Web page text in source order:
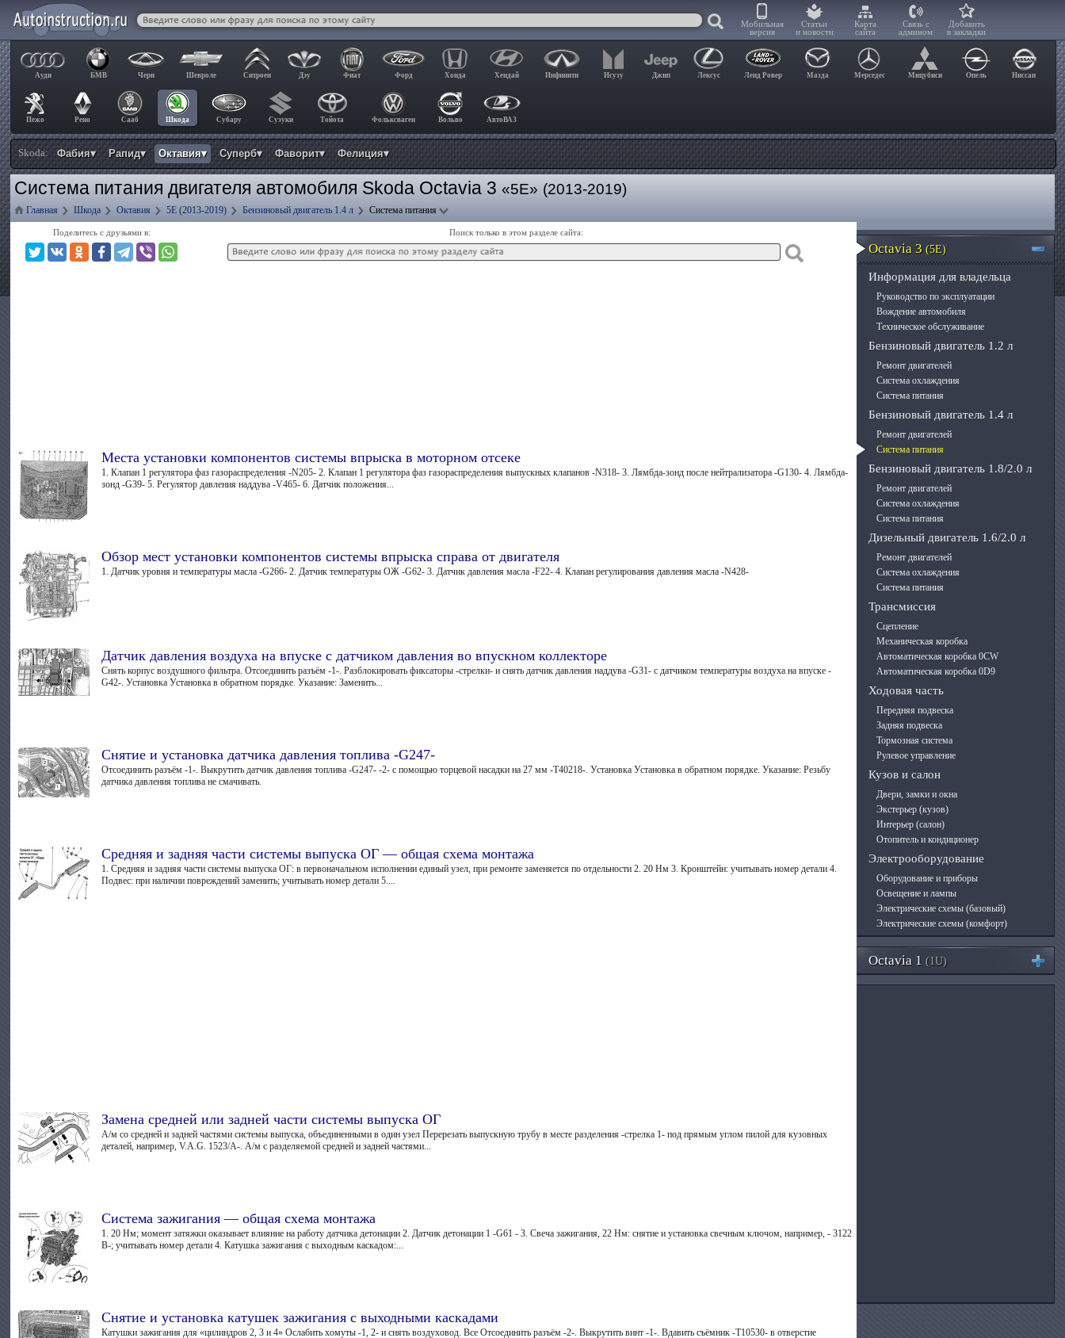
Мобильная
версия
Статьи
и новости
Карта
сайта
Связь с
админом
Добавить
в закладки
Ауди БМВ Чери Шевроле Ситроен Дэу Фиат Форд Хонда Хендай Инфинити Исузу Джип Лексус Ленд Ровер Мазда Мерседес Мицубиси Опель Ниссан
Пежо Рено Сааб Шкода Субару Сузуки Тойота Фольксваген Вольво АвтоВАЗ
Skoda: Фабия▾ Рапид▾ Октавия▾ Суперб▾ Фаворит▾ Фелиция▾
Система питания двигателя автомобиля Skoda Octavia 3«5E» (2013-2019)
Главная Шкода Октавия 5E (2013-2019) Бензиновый двигатель 1.4 л Система питания
Поделитесь с друзьями в: Поиск только в этом разделе сайта:
Места установки компонентов системы впрыска в моторном отсеке
1. Клапан 1 регулятора фаз газораспределения -N205- 2. Клапан 1 регулятора фаз газораспределения выпускных клапанов -N318- 3. Лямбда-зонд после нейтрализатора -G130- 4. Лямбда-
зонд -G39- 5. Регулятор давления наддува -V465- 6. Датчик положения...
Обзор мест установки компонентов системы впрыска справа от двигателя
1. Датчик уровня и температуры масла -G266- 2. Датчик температуры ОЖ -G62- 3. Датчик давления масла -F22- 4. Клапан регулирования давления масла -N428-
Датчик давления воздуха на впуске с датчиком давления во впускном коллекторе
Снять корпус воздушного фильтра. Отсоединить разъём -1-. Разблокировать фиксаторы -стрелки- и снять датчик давления наддува -G31- с датчиком температуры воздуха на впуске -
G42-. Установка Установка в обратном порядке. Указание: Заменить...
Снятие и установка датчика давления топлива -G247-
Отсоединить разъём -1-. Выкрутить датчик давления топлива -G247- -2- с помощью торцевой насадки на 27 мм -Т40218-. Установка Установка в обратном порядке. Указание: Резьбу
датчика давления топлива не смачивать.
Средняя и задняя части системы выпуска ОГ — общая схема монтажа
1. Средняя и задняя части системы выпуска ОГ: в первоначальном исполнении единый узел, при ремонте заменяется по отдельности 2. 20 Нм 3. Кронштейн: учитывать номер детали 4.
Подвес: при наличии повреждений заменить; учитывать номер детали 5....
Замена средней или задней части системы выпуска ОГ
А/м со средней и задней частями системы выпуска, объединенными в один узел Перерезать выпускную трубу в месте разделения -стрелка 1- под прямым углом пилой для кузовных
деталей, например, V.A.G. 1523/А-. А/м с разделяемой средней и задней частями...
Система зажигания — общая схема монтажа
1. 20 Нм; момент затяжки оказывает влияние на работу датчика детонации 2. Датчик детонации 1 -G61 - 3. Свеча зажигания, 22 Нм: снятие и установка свечным ключом, например, - 3122
В-; учитывать номер детали 4. Катушка зажигания с выходным каскадом:...
Снятие и установка катушек зажигания с выходными каскадами
Катушки зажигания для «цилиндров 2, 3 и 4» Ослабить хомуты -1, 2- и снять воздуховод. Все Отсоединить разъём -2-. Выкрутить винт -1-. Вдавить съёмник -Т10530- в отверстие
Octavia 3 (5E)
Информация для владельца
Руководство по эксплуатации
Вождение автомобиля
Техническое обслуживание
Бензиновый двигатель 1.2 л
Ремонт двигателей
Система охлаждения
Система питания
Бензиновый двигатель 1.4 л
Ремонт двигателей
Система питания
Бензиновый двигатель 1.8/2.0 л
Ремонт двигателей
Система охлаждения
Система питания
Дизельный двигатель 1.6/2.0 л
Ремонт двигателей
Система охлаждения
Система питания
Трансмиссия
Сцепление
Механическая коробка
Автоматическая коробка 0CW
Автоматическая коробка 0D9
Ходовая часть
Передняя подвеска
Задняя подвеска
Тормозная система
Рулевое управление
Кузов и салон
Двери, замки и окна
Экстерьер (кузов)
Интерьер (салон)
Отопитель и кондиционер
Электрооборудование
Оборудование и приборы
Освещение и лампы
Электрические схемы (базовый)
Электрические схемы (комфорт)
Octavia 1 (1U)